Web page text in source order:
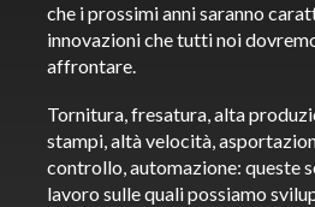
che i prossimi anni saranno
innovazioni che tutti noi
affrontare.
Tornitura, fresatura, alta
stampi, altà velocità,
controllo, automazione: queste
lavoro sulle quali possiamo